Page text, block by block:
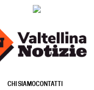
CHI SIAMOCONTATTI